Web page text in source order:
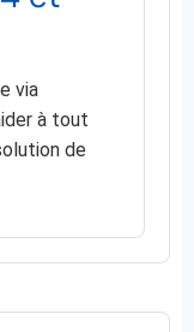
via
à tout
de